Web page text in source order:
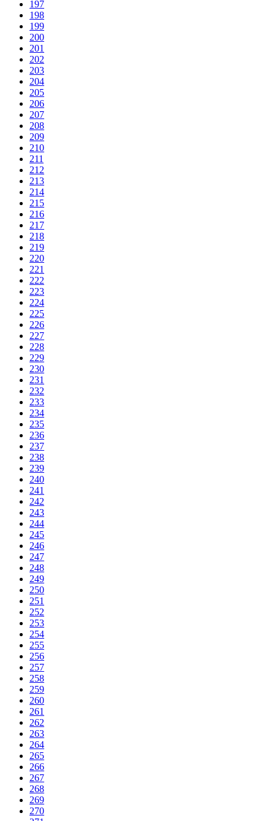
197
198
199
200
201
202
203
204
205
206
207
208
209
210
211
212
213
214
215
216
217
218
219
220
221
222
223
224
225
226
227
228
229
230
231
232
233
234
235
236
237
238
239
240
241
242
243
244
245
246
247
248
249
250
251
252
253
254
255
256
257
258
259
260
261
262
263
264
265
266
267
268
269
270